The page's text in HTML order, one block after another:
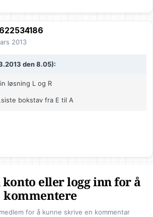
2013
den 8.05):
løsning L og R
bokstav fra E til A
konto eller logg inn for å
kommentere
for å kunne skrive en kommentar